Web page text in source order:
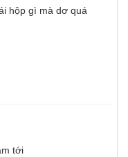
hộp gì mà dơ quá
tới